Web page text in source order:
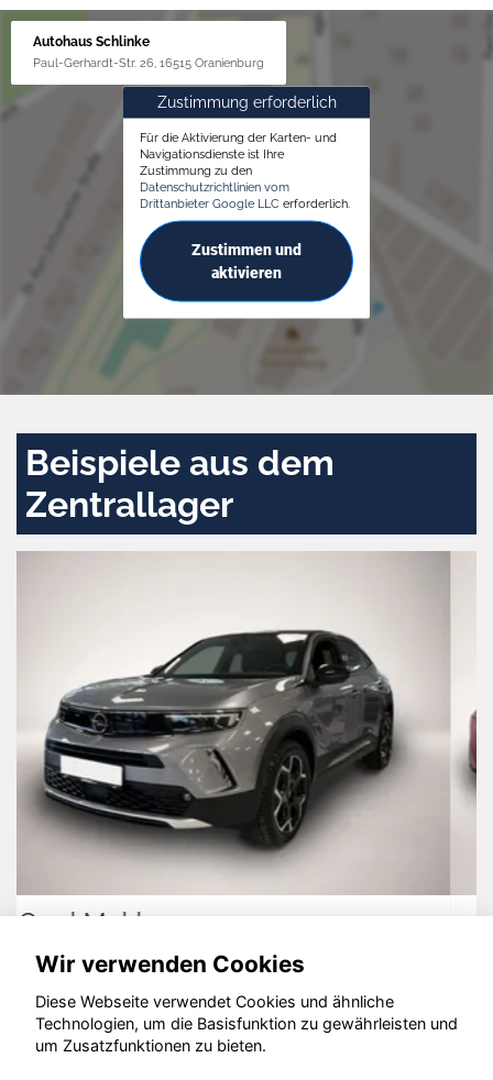
Autohaus Schlinke
Paul-Gerhardt-Str. 26, 16515 Oranienburg
Zustimmung erforderlich
Für die Aktivierung der Karten- und
Navigationsdienste ist Ihre
Zustimmung zu den
Datenschutzrichtlinien vom
Drittanbieter Google LLC erforderlich.
Zustimmen und
aktivieren
Beispiele aus dem
Zentrallager
Toyota Yaris
© konjunkturmotor.de GmbH 2020 - 2026
Wir verwenden Cookies
Diese Webseite verwendet Cookies und ähnliche
Technologien, um die Basisfunktion zu gewährleisten und
um Zusatzfunktionen zu bieten.